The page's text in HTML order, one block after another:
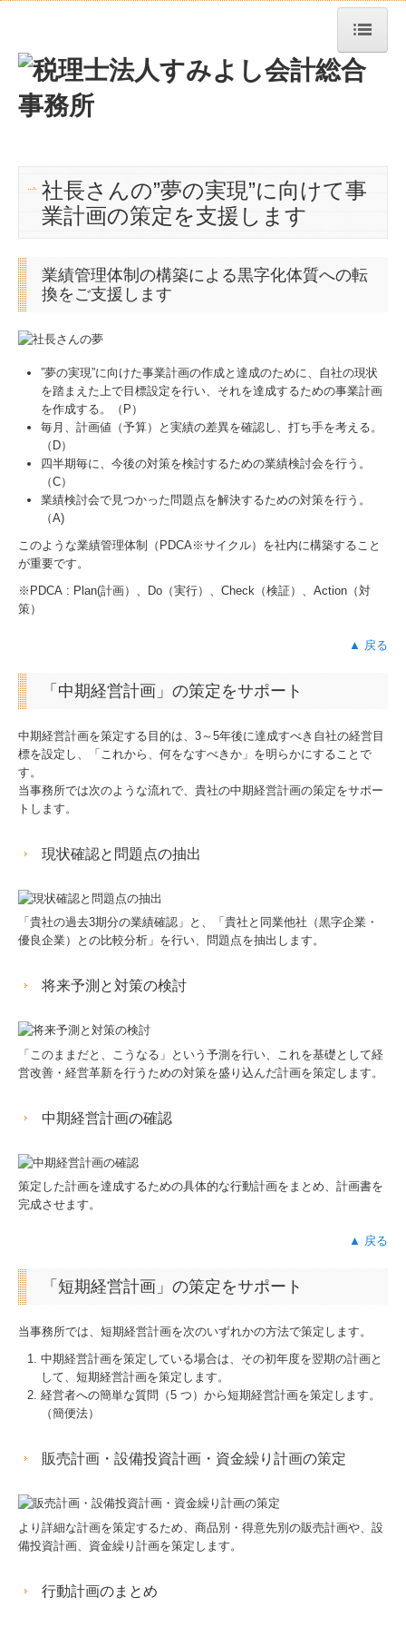
トップページ
事務所紹介
業務案内
求人情報
お問合せ
TKCシステムQ&A
経営革新等支援機関とは
経営者お役立ち情報
補助金・助成金・融資情報
個人情報保護方針
社長さんの”夢の実現”に向けて事
業計画の策定を支援します
業績管理体制の構築による黒字化体質への転
換をご支援します
”夢の実現”に向けた事業計画の作成と達成のために、自社の現状
を踏まえた上で目標設定を行い、それを達成するための事業計画
を作成する。（P）
毎月、計画値（予算）と実績の差異を確認し、打ち手を考える。
（D）
四半期毎に、今後の対策を検討するための業績検討会を行う。
（C）
業績検討会で見つかった問題点を解決するための対策を行う。
（A)
このような業績管理体制（PDCA※サイクル）を社内に構築すること
が重要です。
※PDCA : Plan(計画）、Do（実行）、Check（検証）、Action（対
策）
▲ 戻る
「中期経営計画」の策定をサポート
中期経営計画を策定する目的は、3～5年後に達成すべき自社の経営目
標を設定し、「これから、何をなすべきか」を明らかにすることで
す。
当事務所では次のような流れで、貴社の中期経営計画の策定をサポー
トします。
現状確認と問題点の抽出
「貴社の過去3期分の業績確認」と、「貴社と同業他社（黒字企業・
優良企業）との比較分析」を行い、問題点を抽出します。
将来予測と対策の検討
「このままだと、こうなる」という予測を行い、これを基礎として経
営改善・経営革新を行うための対策を盛り込んだ計画を策定します。
中期経営計画の確認
策定した計画を達成するための具体的な行動計画をまとめ、計画書を
完成させます。
▲ 戻る
「短期経営計画」の策定をサポート
当事務所では、短期経営計画を次のいずれかの方法で策定します。
中期経営計画を策定している場合は、その初年度を翌期の計画と
して、短期経営計画を策定します。
経営者への簡単な質問（5 つ）から短期経営計画を策定します。
（簡便法）
販売計画・設備投資計画・資金繰り計画の策定
より詳細な計画を策定するため、商品別・得意先別の販売計画や、設
備投資計画、資金繰り計画を策定します。
行動計画のまとめ